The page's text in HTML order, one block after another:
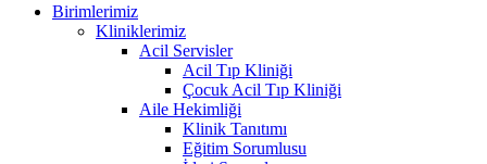
Birimlerimiz
Kliniklerimiz
Acil Servisler
Acil Tıp Kliniği
Çocuk Acil Tıp Kliniği
Aile Hekimliği
Klinik Tanıtımı
Eğitim Sorumlusu